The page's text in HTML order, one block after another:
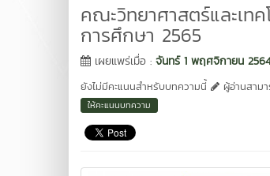
คณะวิทยาศาสตร์และเท
การศึกษา 2565
เผยแพร่เมื่อ : จันทร์ 1 พฤศจิกายน
ยังไม่มีคะแนนสำหรับบทความนี้
ผู้อ่านสาม
ให้คะแนนบทความ